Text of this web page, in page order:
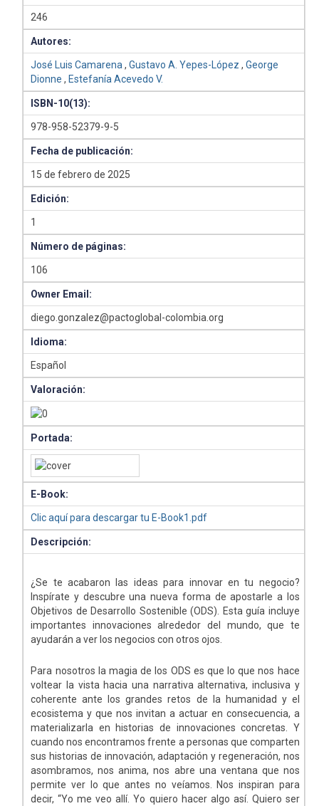
246
Autores:
José Luis Camarena ,Gustavo A. Yepes-López ,George
Dionne , Estefanía Acevedo V.
ISBN-10(13):
978-958-52379-9-5
Fecha de publicación:
15 de febrero de 2025
Edición:
1
Número de páginas:
106
Owner Email:
diego.gonzalez@pactoglobal-colombia.org
Idioma:
Español
Valoración:
Portada:
E-Book:
Clic aquí para descargar tu E-Book1.pdf
Descripción:
¿Se te acabaron las ideas para innovar en tu negocio?
Inspírate y descubre una nueva forma de apostarle a los
Objetivos de Desarrollo Sostenible (ODS). Esta guía incluye
importantes innovaciones alrededor del mundo, que te
ayudarán a ver los negocios con otros ojos.
Para nosotros la magia de los ODS es que lo que nos hace
voltear la vista hacia una narrativa alternativa, inclusiva y
coherente ante los grandes retos de la humanidad y el
ecosistema y que nos invitan a actuar en consecuencia, a
materializarla en historias de innovaciones concretas. Y
cuando nos encontramos frente a personas que comparten
sus historias de innovación, adaptación y regeneración, nos
asombramos, nos anima, nos abre una ventana que nos
permite ver lo que antes no veíamos. Nos inspiran para
decir, “Yo me veo allí. Yo quiero hacer algo así. Quiero ser